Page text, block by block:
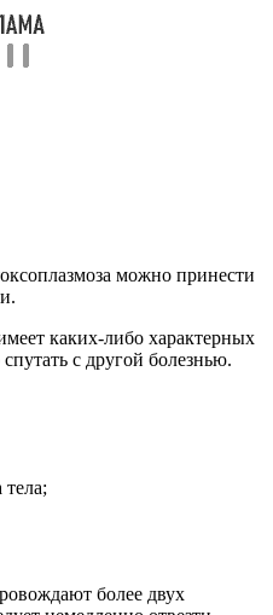
можно принести
каких-либо характерных
с другой болезнью.
более двух